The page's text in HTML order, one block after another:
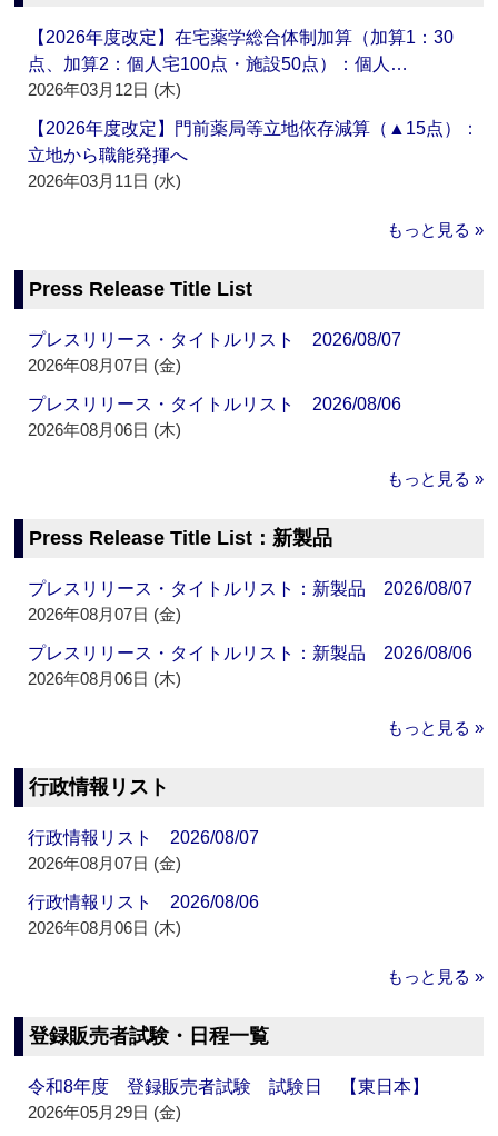
【2026年度改定】在宅薬学総合体制加算（加算1：30
点、加算2：個人宅100点・施設50点）：個人…
2026年03月12日 (木)
【2026年度改定】門前薬局等立地依存減算（▲15点）：
立地から職能発揮へ
2026年03月11日 (水)
もっと見る »
Press Release Title List
プレスリリース・タイトルリスト 2026/08/07
2026年08月07日 (金)
プレスリリース・タイトルリスト 2026/08/06
2026年08月06日 (木)
もっと見る »
Press Release Title List：新製品
プレスリリース・タイトルリスト：新製品 2026/08/07
2026年08月07日 (金)
プレスリリース・タイトルリスト：新製品 2026/08/06
2026年08月06日 (木)
もっと見る »
行政情報リスト
行政情報リスト 2026/08/07
2026年08月07日 (金)
行政情報リスト 2026/08/06
2026年08月06日 (木)
もっと見る »
登録販売者試験・日程一覧
令和8年度 登録販売者試験 試験日 【東日本】
2026年05月29日 (金)